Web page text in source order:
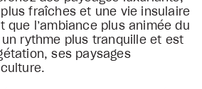
fraîches et une vie insulaire
que l’ambiance plus animée du
rythme plus tranquille et est
ses paysages